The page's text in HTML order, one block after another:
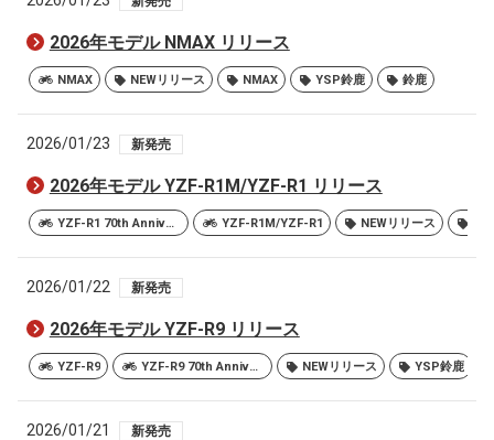
2026年モデル NMAX リリース
NMAX NEWリリース NMAX YSP鈴鹿 鈴鹿
2026/01/23 新発売
2026年モデル YZF-R1M/YZF-R1 リリース
YZF-R1 70th Anniversary ABS YZF-R1M/YZF-R1 NEWリリース
2026/01/22 新発売
2026年モデル YZF-R9 リリース
YZF-R9 YZF-R9 70th Anniversary Edition NEWリリース YSP鈴鹿
2026/01/21 新発売